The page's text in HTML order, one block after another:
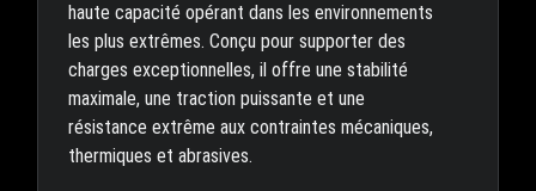
haute capacité opérant dans les environnements
les plus extrêmes. Conçu pour supporter des
charges exceptionnelles, il offre une stabilité
maximale, une traction puissante et une
résistance extrême aux contraintes mécaniques,
thermiques et abrasives.